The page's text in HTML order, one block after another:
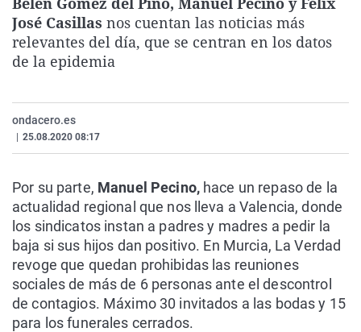
La rosa de los vientos
Gente viajera
Caso
Retornados
Extremadura
Galicia
Virales
Televisión
José Casillas nos cuentan las noticias más
relevantes del día, que se centran en los datos
de la epidemia
ondacero.es
25.08.2020 08:17
Por su parte, Manuel Pecino, hace un repaso de la
actualidad regional que nos lleva a Valencia, donde
los sindicatos instan a padres y madres a pedir la
baja si sus hijos dan positivo. En Murcia, La Verdad
revoge que quedan prohibidas las reuniones
sociales de más de 6 personas ante el descontrol
de contagios. Máximo 30 invitados a las bodas y 15
para los funerales cerrados.